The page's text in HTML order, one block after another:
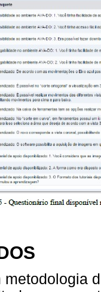
metodologia